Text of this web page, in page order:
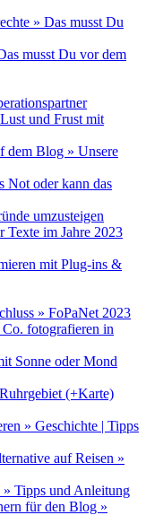
» Das musst Du
musst Du vor dem
und Frust mit
dem Blog » Unsere
Not oder kann das
umzusteigen
Texte im Jahre 2023
mit Plug-ins &
» FoPaNet 2023
fotografieren in
Sonne oder Mond
(+Karte)
» Geschichte | Tipps
auf Reisen »
Tipps und Anleitung
für den Blog »